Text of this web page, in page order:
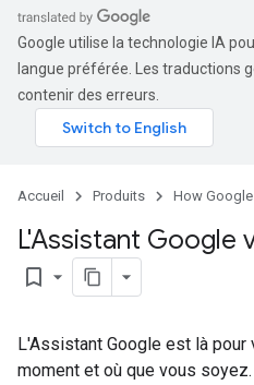
Google utilise la technologie IA
langue préférée. Les traductions
contenir des erreurs.
Accueil Produits How
L'Assistant Google
bookmark_border
L'Assistant Google est là
moment et où que vous